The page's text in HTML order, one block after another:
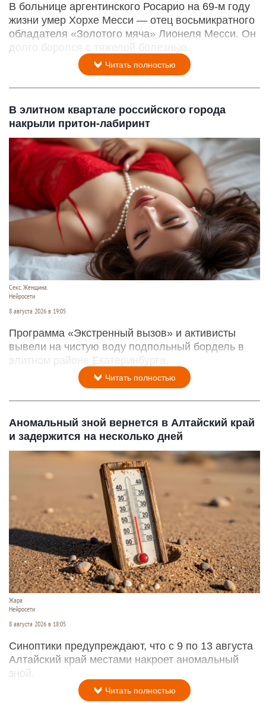
В больнице аргентинского Росарио на 69-м году
жизни умер Хорхе Месси — отец восьмикратного
обладателя «Золотого мяча» Лионеля Месси. Он
долго боролся с тяжелой болезнью.
Читать полностью
В элитном квартале российского города
накрыли притон-лабиринт
Секс. Женщина.
Нейросети
8 августа 2026 в 19:05
Программа «Экстренный вызов» и активисты
вывели на чистую воду подпольный бордель в
элитном районе Екатеринбурга.
Читать полностью
Аномальный зной вернется в Алтайский край
и задержится на несколько дней
Жара
Нейросети
8 августа 2026 в 18:05
Синоптики предупреждают, что с 9 по 13 августа
Алтайский край местами накроет аномальный
зной.
Читать полностью